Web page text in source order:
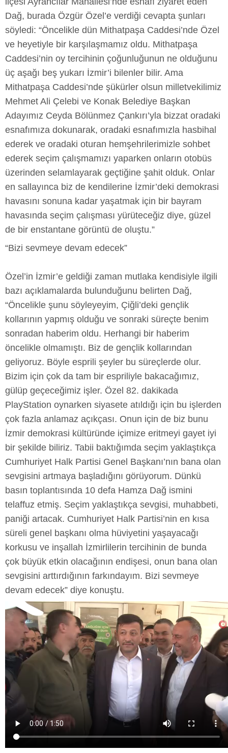
Dağ, burada Özgür Özel’e verdiği cevapta şunları
söyledi: “Öncelikle dün Mithatpaşa Caddesi’nde Özel
ve heyetiyle bir karşılaşmamız oldu. Mithatpaşa
Caddesi’nin oy tercihinin çoğunluğunun ne olduğunu
üç aşağı beş yukarı İzmir’i bilenler bilir. Ama
Mithatpaşa Caddesi’nde şükürler olsun milletvekilimiz
Mehmet Ali Çelebi ve Konak Belediye Başkan
Adayımız Ceyda Bölünmez Çankırı’yla bizzat oradaki
esnafımıza dokunarak, oradaki esnafımızla hasbihal
ederek ve oradaki oturan hemşehrilerimizle sohbet
ederek seçim çalışmamızı yaparken onların otobüs
üzerinden selamlayarak geçtiğine şahit olduk. Onlar
en sallayınca biz de kendilerine İzmir’deki demokrasi
havasını sonuna kadar yaşatmak için bir bayram
havasında seçim çalışması yürüteceğiz diye, güzel
de bir enstantane görüntü de oluştu.”
“Bizi sevmeye devam edecek”
Özel’in İzmir’e geldiği zaman mutlaka kendisiyle ilgili
bazı açıklamalarda bulunduğunu belirten Dağ,
“Öncelikle şunu söyleyeyim, Çiğli’deki gençlik
kollarının yapmış olduğu ve sonraki süreçte benim
sonradan haberim oldu. Herhangi bir haberim
öncelikle olmamıştı. Biz de gençlik kollarından
geliyoruz. Böyle esprili şeyler bu süreçlerde olur.
Bizim için çok da tam bir espriliyle bakacağımız,
gülüp geçeceğimiz işler. Özel 82. dakikada
PlayStation oynarken siyasete atıldığı için bu işlerden
çok fazla anlamaz açıkçası. Onun için de biz bunu
İzmir demokrasi kültüründe içimize eritmeyi gayet iyi
bir şekilde biliriz. Tabii baktığımda seçim yaklaştıkça
Cumhuriyet Halk Partisi Genel Başkanı’nın bana olan
sevgisini artmaya başladığını görüyorum. Dünkü
basın toplantısında 10 defa Hamza Dağ ismini
telaffuz etmiş. Seçim yaklaştıkça sevgisi, muhabbeti,
paniği artacak. Cumhuriyet Halk Partisi’nin en kısa
süreli genel başkanı olma hüviyetini yaşayacağı
korkusu ve inşallah İzmirlilerin tercihinin de bunda
çok büyük etkin olacağının endişesi, onun bana olan
sevgisini arttırdığının farkındayım. Bizi sevmeye
devam edecek” diye konuştu.